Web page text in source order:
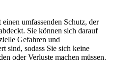
umfassenden Schutz, der
Sie können sich darauf
Gefahren und
sind, sodass Sie sich keine
oder Verluste machen müssen.